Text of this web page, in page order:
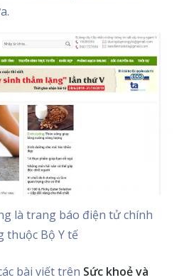
là trang báo điện tử chính
thuộc Bộ Y tế
bài viết trên Sức khoẻ và